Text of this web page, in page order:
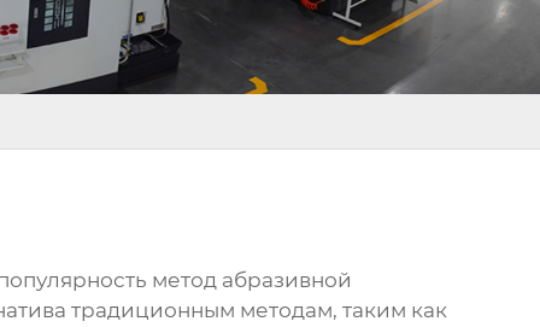
метод абразивной
традиционным методам, таким как